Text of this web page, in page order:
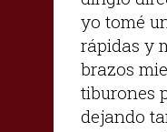
yo tomé
rápidas y
brazos
tiburones
dejando